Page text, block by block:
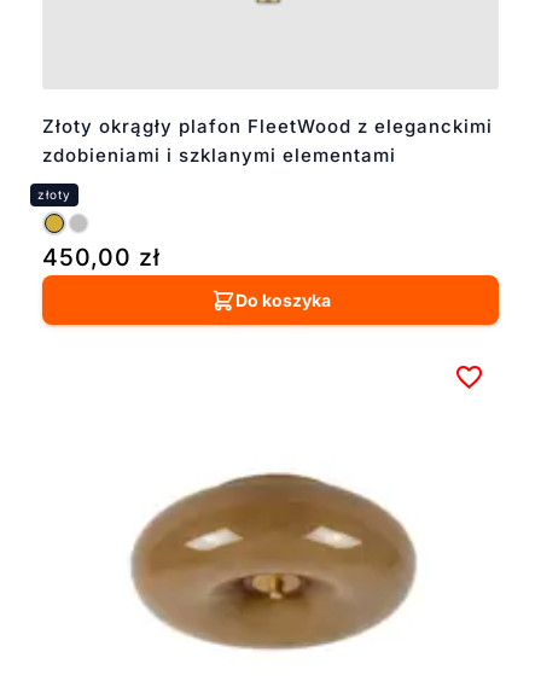
Złoty okrągły plafon FleetWood z eleganckimi
zdobieniami i szklanymi elementami
450,00 zł
Do koszyka